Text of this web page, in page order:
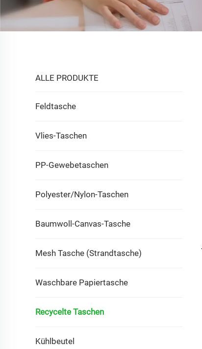
ALLE PRODUKTE
Feldtasche
Vlies-Taschen
PP-Gewebetaschen
Polyester/Nylon-Taschen
Baumwoll-Canvas-Tasche
Mesh Tasche (Strandtasche)
Waschbare Papiertasche
Recycelte Taschen
Kühlbeutel